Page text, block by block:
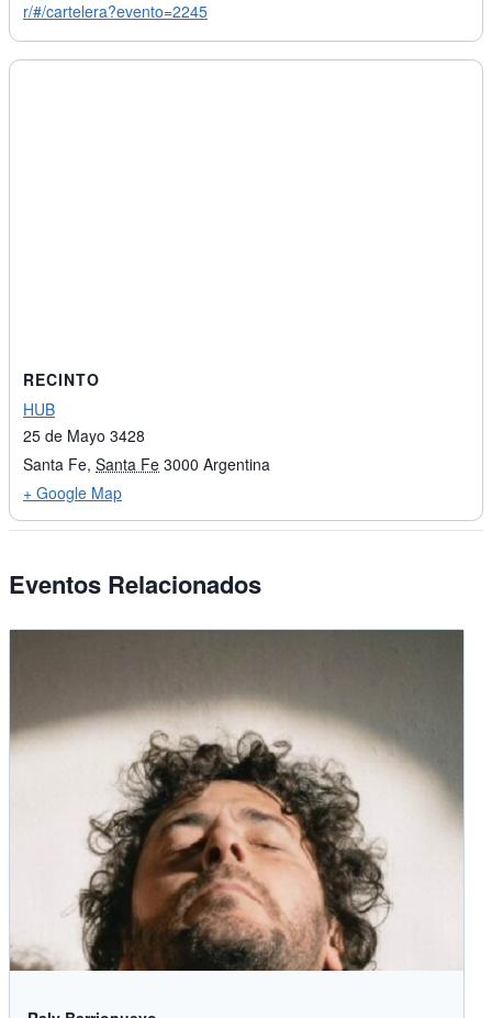
r/#/cartelera?evento=2245
RECINTO
HUB
25 de Mayo 3428
Santa Fe, Santa Fe 3000 Argentina
+ Google Map
Eventos Relacionados